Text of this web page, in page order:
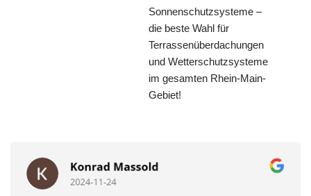
Sonnenschutzsysteme –
die beste Wahl für
Terrassenüberdachungen
und Wetterschutzsysteme
im gesamten Rhein-Main-
Gebiet!